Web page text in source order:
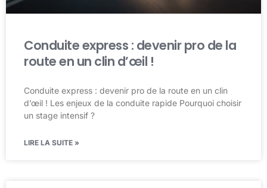
Conduite express : devenir pro de la
route en un clin d’œil !
Conduite express : devenir pro de la route en un clin
d’œil ! Les enjeux de la conduite rapide Pourquoi choisir
un stage intensif ?
LIRE LA SUITE »